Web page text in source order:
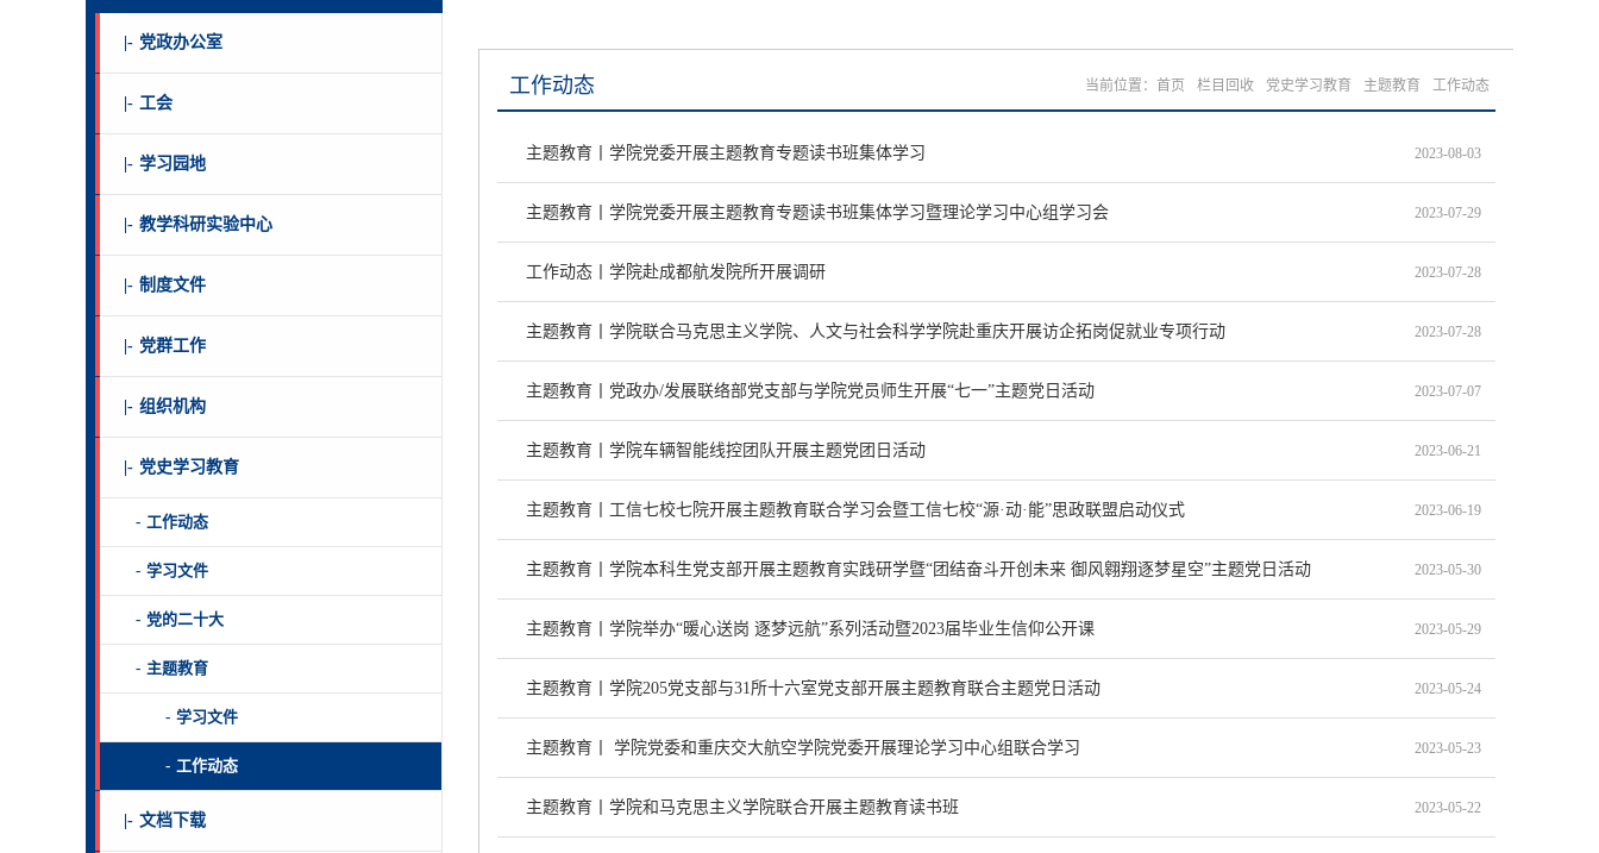
|- 党政办公室
|- 工会
|- 学习园地
|- 教学科研实验中心
|- 制度文件
|- 党群工作
|- 组织机构
|- 党史学习教育
- 工作动态
- 学习文件
- 党的二十大
- 主题教育
- 学习文件
- 工作动态
|- 文档下载
工作动态 当前位置： 首页 栏目回收 党史学习教育 主题教育 工作动态
主题教育丨学院党委开展主题教育专题读书班集体学习 2023-08-03
主题教育丨学院党委开展主题教育专题读书班集体学习暨理论学习中心组学习会 2023-07-29
工作动态丨学院赴成都航发院所开展调研 2023-07-28
主题教育丨学院联合马克思主义学院、人文与社会科学学院赴重庆开展访企拓岗促就业专项行动 2023-07-28
主题教育丨党政办/发展联络部党支部与学院党员师生开展“七一”主题党日活动 2023-07-07
主题教育丨学院车辆智能线控团队开展主题党团日活动 2023-06-21
主题教育丨工信七校七院开展主题教育联合学习会暨工信七校“源·动·能”思政联盟启动仪式 2023-06-19
主题教育丨学院本科生党支部开展主题教育实践研学暨“团结奋斗开创未来 御风翱翔逐梦星空”主题党日活动 2023-05-30
主题教育丨学院举办“暖心送岗 逐梦远航”系列活动暨2023届毕业生信仰公开课 2023-05-29
主题教育丨学院205党支部与31所十六室党支部开展主题教育联合主题党日活动 2023-05-24
主题教育丨 学院党委和重庆交大航空学院党委开展理论学习中心组联合学习 2023-05-23
主题教育丨学院和马克思主义学院联合开展主题教育读书班 2023-05-22